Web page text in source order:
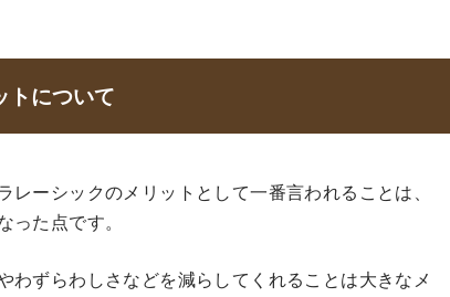
トについて
レーシックのメリットとして一番言われることは、
った点です。
わずらわしさなどを減らしてくれることは大きなメ